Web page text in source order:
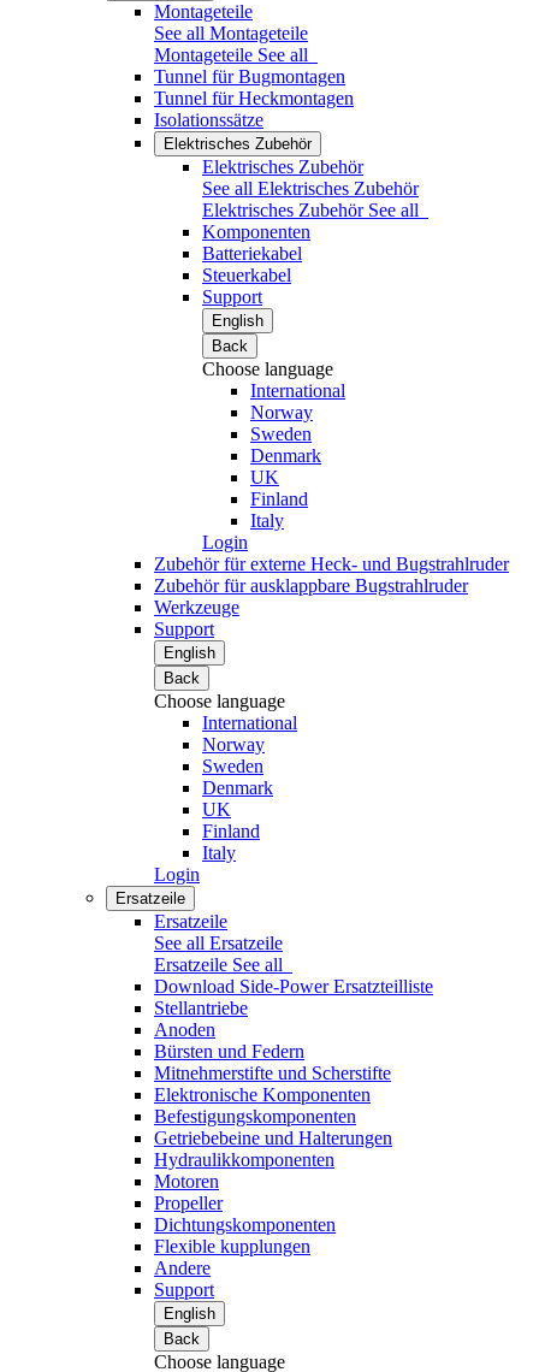
Montageteile
See all Montageteile
Montageteile See all
Tunnel für Bugmontagen
Tunnel für Heckmontagen
Isolationssätze
Elektrisches Zubehör
Elektrisches Zubehör
See all Elektrisches Zubehör
Elektrisches Zubehör See all
Komponenten
Batteriekabel
Steuerkabel
Support
English
Back
Choose language
International
Norway
Sweden
Denmark
UK
Finland
Italy
Login
Zubehör für externe Heck- und Bugstrahlruder
Zubehör für ausklappbare Bugstrahlruder
Werkzeuge
Support
English
Back
Choose language
International
Norway
Sweden
Denmark
UK
Finland
Italy
Login
Ersatzeile
Ersatzeile
See all Ersatzeile
Ersatzeile See all
Download Side-Power Ersatzteilliste
Stellantriebe
Anoden
Bürsten und Federn
Mitnehmerstifte und Scherstifte
Elektronische Komponenten
Befestigungskomponenten
Getriebebeine und Halterungen
Hydraulikkomponenten
Motoren
Propeller
Dichtungskomponenten
Flexible kupplungen
Andere
Support
English
Back
Choose language